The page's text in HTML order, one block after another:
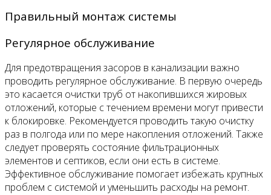
Правильный монтаж системы
Регулярное обслуживание
Для предотвращения засоров в канализации важно
проводить регулярное обслуживание. В первую очередь
это касается очистки труб от накопившихся жировых
отложений, которые с течением времени могут привести
к блокировке. Рекомендуется проводить такую очистку
раз в полгода или по мере накопления отложений. Также
следует проверять состояние фильтрационных
элементов и септиков, если они есть в системе.
Эффективное обслуживание помогает избежать крупных
проблем с системой и уменьшить расходы на ремонт.